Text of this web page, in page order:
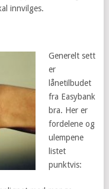
innvilges.
Generelt sett
er
lånetilbudet
fra Easybank
bra. Her er
fordelene og
ulempene
listet
punktvis: